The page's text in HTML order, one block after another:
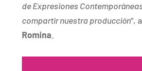
de Expresiones
compartir nuestra producción”,
Romina